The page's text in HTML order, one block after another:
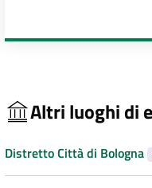
Altri luoghi di
Distretto Città di Bologna